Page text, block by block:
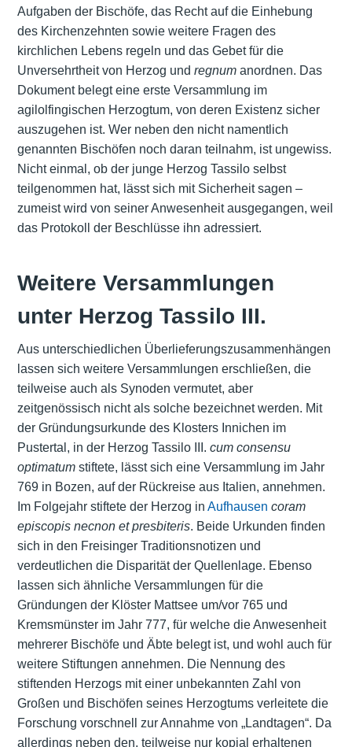
Aufgaben der Bischöfe, das Recht auf die Einhebung
des Kirchenzehnten sowie weitere Fragen des
kirchlichen Lebens regeln und das Gebet für die
Unversehrtheit von Herzog und regnumanordnen. Das
Dokument belegt eine erste Versammlung im
agilolfingischen Herzogtum, von deren Existenz sicher
auszugehen ist. Wer neben den nicht namentlich
genannten Bischöfen noch daran teilnahm, ist ungewiss.
Nicht einmal, ob der junge Herzog Tassilo selbst
teilgenommen hat, lässt sich mit Sicherheit sagen –
zumeist wird von seiner Anwesenheit ausgegangen, weil
das Protokoll der Beschlüsse ihn adressiert.
Weitere Versammlungen
unter Herzog Tassilo III.
Aus unterschiedlichen Überlieferungszusammenhängen
lassen sich weitere Versammlungen erschließen, die
teilweise auch als Synoden vermutet, aber
zeitgenössisch nicht als solche bezeichnet werden. Mit
der Gründungsurkunde des Klosters Innichen im
Pustertal, in der Herzog Tassilo III. cum consensu
optimatumstiftete, lässt sich eine Versammlung im Jahr
769 in Bozen, auf der Rückreise aus Italien, annehmen.
Im Folgejahr stiftete der Herzog in Aufhausen coram
episcopis necnon et presbiteris. Beide Urkunden finden
sich in den Freisinger Traditionsnotizen und
verdeutlichen die Disparität der Quellenlage. Ebenso
lassen sich ähnliche Versammlungen für die
Gründungen der Klöster Mattsee um/vor 765 und
Kremsmünster im Jahr 777, für welche die Anwesenheit
mehrerer Bischöfe und Äbte belegt ist, und wohl auch für
weitere Stiftungen annehmen. Die Nennung des
stiftenden Herzogs mit einer unbekannten Zahl von
Großen und Bischöfen seines Herzogtums verleitete die
Forschung vorschnell zur Annahme von „Landtagen“. Da
allerdings neben den, teilweise nur kopial erhaltenen